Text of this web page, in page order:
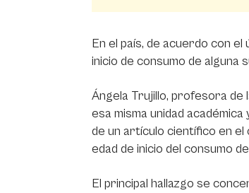
En el país, de acuerdo con
inicio de consumo de alguna
Ángela Trujillo, profesora de
esa misma unidad
de un artículo científico en
edad de inicio del consumo
El principal hallazgo se